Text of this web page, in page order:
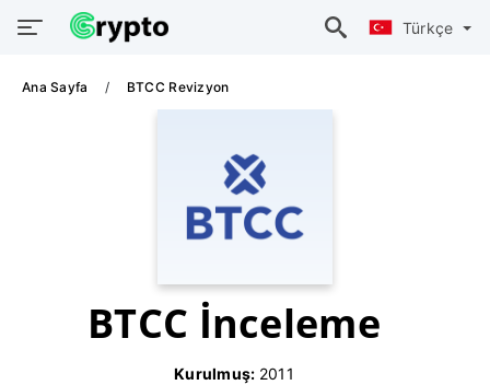
Türkçe
Ana Sayfa BTCC Revizyon
BTCC İnceleme
Kurulmuş: 2011